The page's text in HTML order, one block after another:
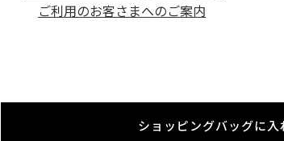
ご利用のお客さまへのご案内
ショッピングバッグに入